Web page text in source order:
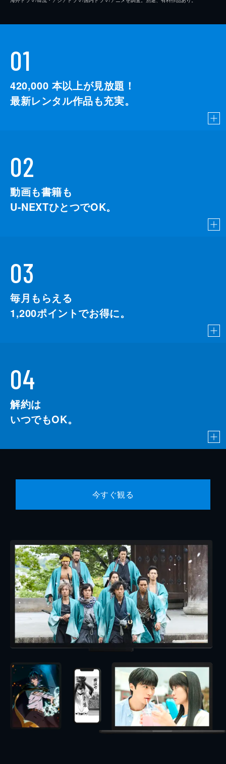
01
420,000 本以上が見放題！
最新レンタル作品も充実。
02
動画も書籍も
U-NEXTひとつでOK。
03
毎月もらえる
1,200ポイントでお得に。
04
解約は
いつでもOK。
今すぐ観る